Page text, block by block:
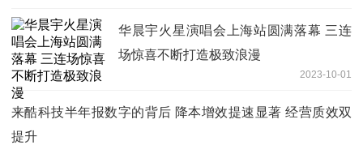
华晨宇火星演唱会上海站圆满落幕 三连
场惊喜不断打造极致浪漫
2023-10-01
来酷科技半年报数字的背后 降本增效提速显著 经营质效双
提升